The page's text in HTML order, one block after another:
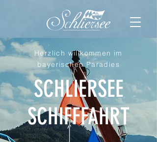
Herzlich willkommen im
bayerischen Paradies
SCHLIERSEE
SCHIFFFAHRT